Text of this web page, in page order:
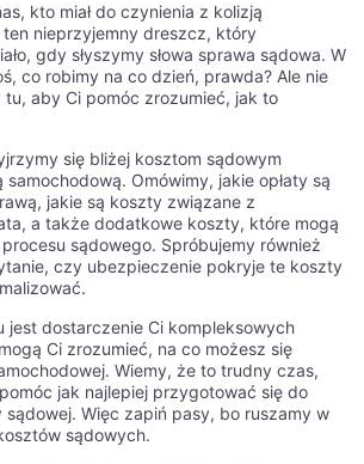
kto miał do czynienia z kolizją
nieprzyjemny dreszcz, który
gdy słyszymy słowa sprawa sądowa. W
co robimy na co dzień, prawda? Ale nie
tu, aby Ci pomóc zrozumieć, jak to
się bliżej kosztom sądowym
Omówimy, jakie opłaty są
jakie są koszty związane z
a także dodatkowe koszty, które mogą
sądowego. Spróbujemy również
czy ubezpieczenie pokryje te koszty
jest dostarczenie Ci kompleksowych
Ci zrozumieć, na co możesz się
Wiemy, że to trudny czas,
jak najlepiej przygotować się do
sądowej. Więc zapiń pasy, bo ruszamy w
sądowych.